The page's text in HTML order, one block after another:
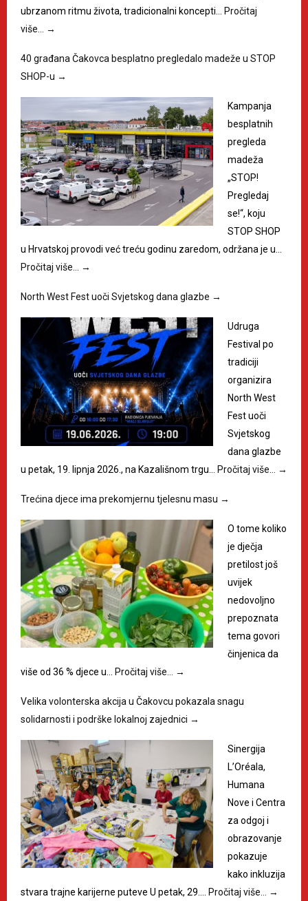
ubrzanom ritmu života, tradicionalni koncepti… Pročitaj
više… →
40 građana Čakovca besplatno pregledalo madeže u STOP
SHOP-u →
Kampanja
besplatnih
pregleda
madeža
„STOP!
Pregledaj
se!“, koju
STOP SHOP
u Hrvatskoj provodi već treću godinu zaredom, održana je u…
Pročitaj više… →
North West Fest uoči Svjetskog dana glazbe →
Udruga
Festival po
tradiciji
organizira
North West
Fest uoči
Svjetskog
dana glazbe
u petak, 19. lipnja 2026., na Kazališnom trgu… Pročitaj više… →
Trećina djece ima prekomjernu tjelesnu masu →
O tome koliko
je dječja
pretilost još
uvijek
nedovoljno
prepoznata
tema govori
činjenica da
više od 36 % djece u… Pročitaj više… →
Velika volonterska akcija u Čakovcu pokazala snagu
solidarnosti i podrške lokalnoj zajednici →
Sinergija
L’Oréala,
Humana
Nove i Centra
za odgoj i
obrazovanje
pokazuje
kako inkluzija
stvara trajne karijerne puteve U petak, 29.… Pročitaj više… →